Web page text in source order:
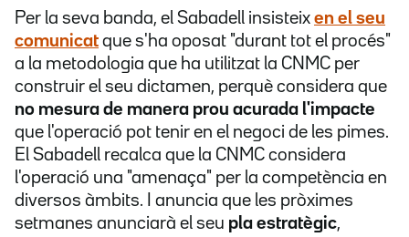
Per la seva banda, el Sabadell insisteix en el seu
comunicat que s'ha oposat "durant tot el procés"
a la metodologia que ha utilitzat la CNMC per
construir el seu dictamen, perquè considera que
no mesura de manera prou acurada l'impacte
que l'operació pot tenir en el negoci de les pimes.
El Sabadell recalca que la CNMC considera
l'operació una "amenaça" per la competència en
diversos àmbits. I anuncia que les pròximes
setmanes anunciarà el seu pla estratègic,